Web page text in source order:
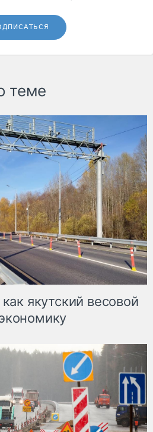
теме
якутский весовой